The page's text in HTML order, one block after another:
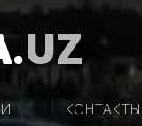
UZ
КОНТАКТЫ